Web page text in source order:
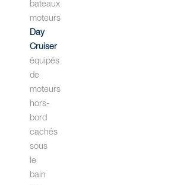
bateaux
moteurs
Day
Cruiser
équipés
de
moteurs
hors-
bord
cachés
sous
le
bain